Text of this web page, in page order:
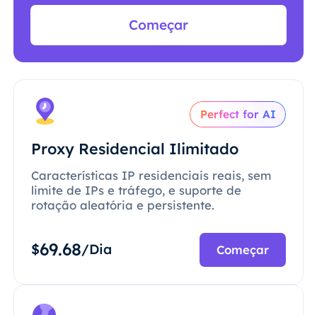
Começar
Perfect for AI
Proxy Residencial Ilimitado
Características IP residenciais reais, sem
limite de IPs e tráfego, e suporte de
rotação aleatória e persistente.
$69.68/Dia Começar